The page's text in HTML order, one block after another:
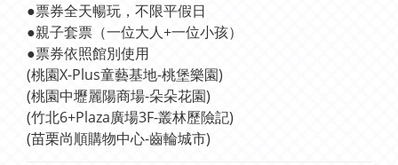
●票券全天暢玩，不限平假日
●親子套票（一位大人+一位小孩）
●票券依照館別使用
(桃園X-Plus童藝基地-桃堡樂園)
(桃園中壢麗陽商場-朵朵花園)
(竹北6+Plaza廣場3F-叢林歷險記)
(苗栗尚順購物中心-齒輪城市)